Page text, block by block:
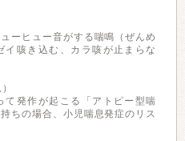
ーヒュー音がする喘鳴（ぜんめ
イ咳き込む、カラ咳が止まらな
て発作が起こる「アトピー型喘
ちの場合、小児喘息発症のリス